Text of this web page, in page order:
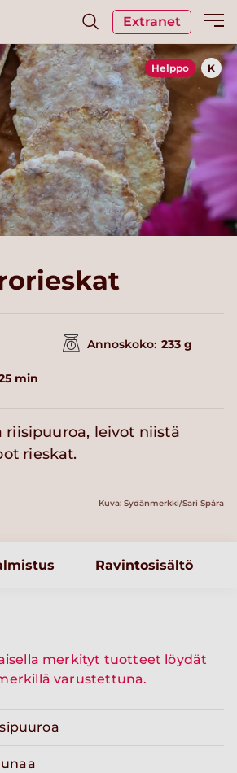
Extranet
Helppo K
Annoskoko: 233 g
min
riisipuuroa, leivot niistä
rieskat.
Kuva: Sydänmerkki/Sari Spåra
Ravintosisältö
merkityt tuotteet löydät
varustettuna.